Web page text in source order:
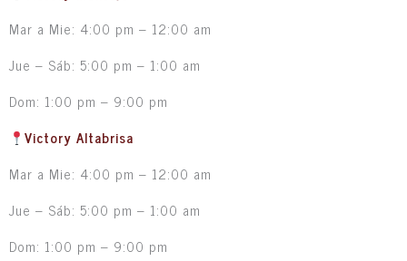
Mar a Mie: 4:00 pm – 12:00 am
Jue – Sáb: 5:00 pm – 1:00 am
Dom: 1:00 pm – 9:00 pm
Victory Altabrisa
Mar a Mie: 4:00 pm – 12:00 am
Jue – Sáb: 5:00 pm – 1:00 am
Dom: 1:00 pm – 9:00 pm